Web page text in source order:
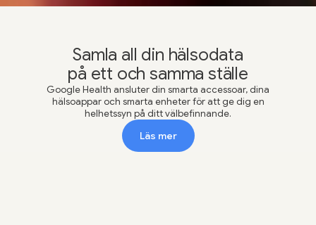
Samla all din hälsodata
på ett och samma ställe
Google Health ansluter din smarta accessoar, dina
hälsoappar och smarta enheter för att ge dig en
helhetssyn på ditt välbefinnande.
Läs mer